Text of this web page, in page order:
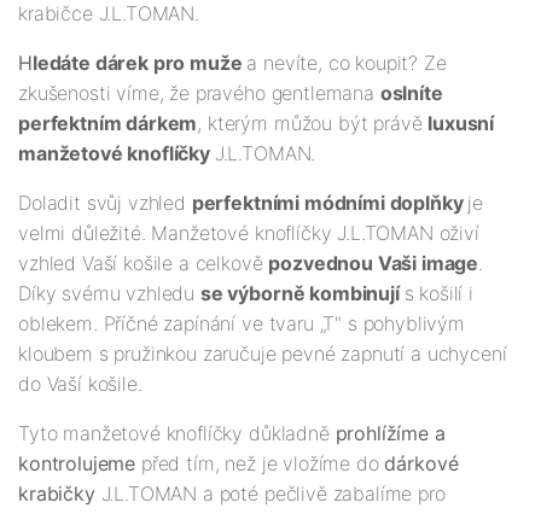
krabičce J.L.TOMAN.
Hledáte dárek pro muže a nevíte, co koupit? Ze
zkušenosti víme, že pravého gentlemana oslníte
perfektním dárkem, kterým můžou být právě luxusní
manžetové knoflíčky J.L.TOMAN.
Doladit svůj vzhled perfektními módními doplňky je
velmi důležité. Manžetové knoflíčky J.L.TOMAN oživí
vzhled Vaší košile a celkově pozvednou Vaši image.
Díky svému vzhledu se výborně kombinují s košilí i
oblekem. Příčné zapínání ve tvaru „T" s pohyblivým
kloubem s pružinkou zaručuje pevné zapnutí a uchycení
do Vaší košile.
Tyto manžetové knoflíčky důkladně prohlížíme a
kontrolujeme před tím, než je vložíme do dárkové
krabičkyJ.L.TOMAN a poté pečlivě zabalíme pro